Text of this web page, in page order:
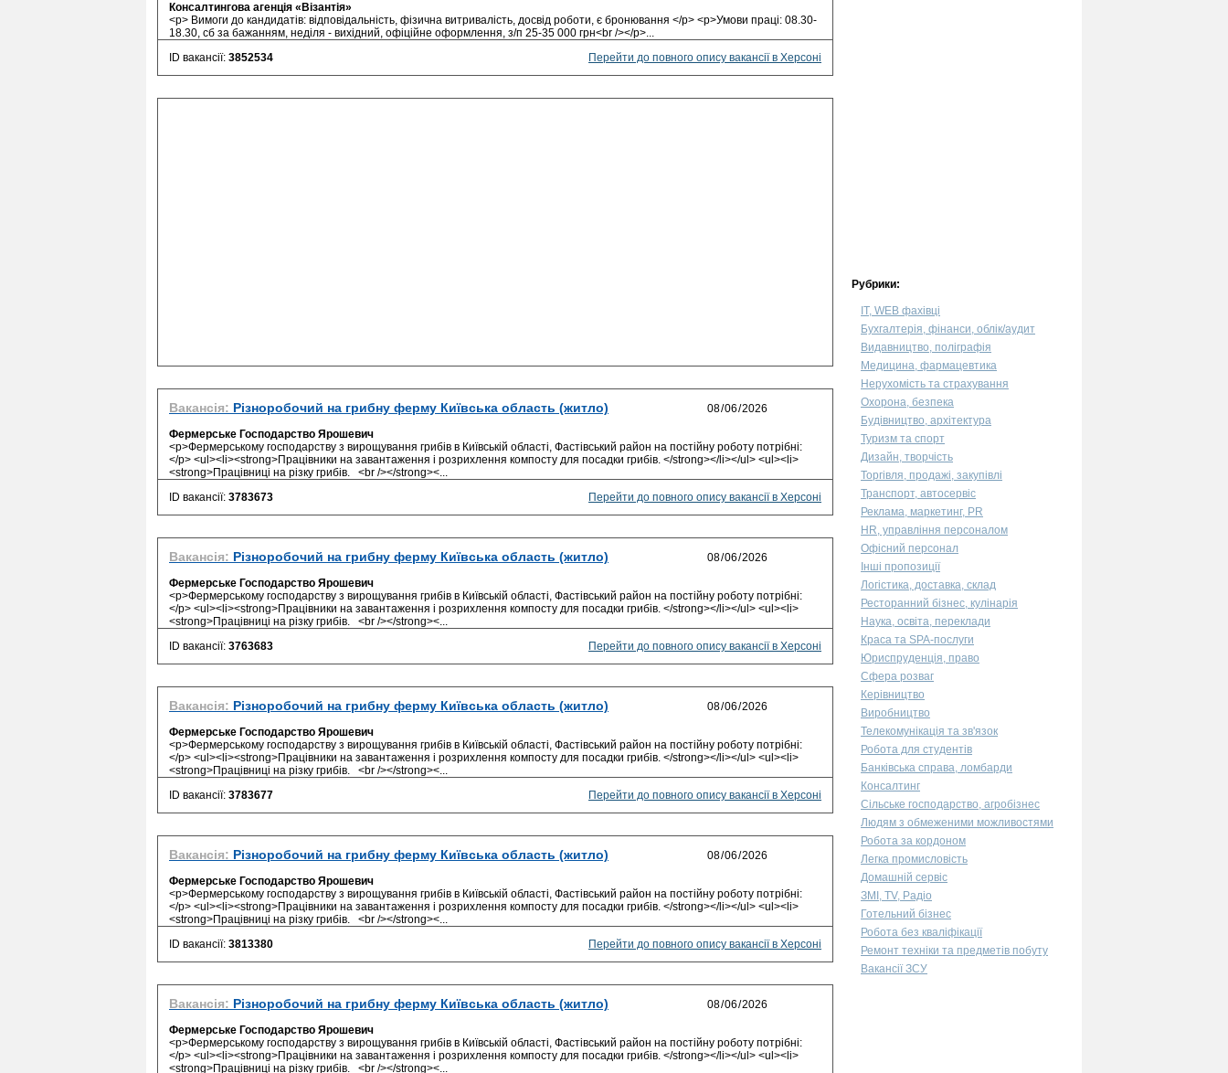
Консалтингова агенція «Візантія»
<p> Вимоги до кандидатів: відповідальність, фізична витривалість, досвід роботи, є бронювання </p> <p>Умови праці: 08.30-
18.30, сб за бажанням, неділя - вихідний, офіційне оформлення, з/п 25-35 000 грн<br /></p>...
ID вакансії: 3852534 Перейти до повного опису вакансії в Херсоні
Вакансія: Різноробочий на грибну ферму Київська область (житло)
Фермерське Господарство Ярошевич
<p>Фермерському господарству з вирощування грибів в Київській області, Фастівський район на постійну роботу потрібні:
</p> <ul><li><strong>Працівники на завантаження і розрихлення компосту для посадки грибів. </strong></li></ul> <ul><li>
<strong>Працівниці на різку грибів. <br /></strong><...
ID вакансії: 3783673 Перейти до повного опису вакансії в Херсоні
Вакансія: Різноробочий на грибну ферму Київська область (житло)
Фермерське Господарство Ярошевич
<p>Фермерському господарству з вирощування грибів в Київській області, Фастівський район на постійну роботу потрібні:
</p> <ul><li><strong>Працівники на завантаження і розрихлення компосту для посадки грибів. </strong></li></ul> <ul><li>
<strong>Працівниці на різку грибів. <br /></strong><...
ID вакансії: 3763683 Перейти до повного опису вакансії в Херсоні
Вакансія: Різноробочий на грибну ферму Київська область (житло)
Фермерське Господарство Ярошевич
<p>Фермерському господарству з вирощування грибів в Київській області, Фастівський район на постійну роботу потрібні:
</p> <ul><li><strong>Працівники на завантаження і розрихлення компосту для посадки грибів. </strong></li></ul> <ul><li>
<strong>Працівниці на різку грибів. <br /></strong><...
ID вакансії: 3783677 Перейти до повного опису вакансії в Херсоні
Вакансія: Різноробочий на грибну ферму Київська область (житло)
Фермерське Господарство Ярошевич
<p>Фермерському господарству з вирощування грибів в Київській області, Фастівський район на постійну роботу потрібні:
</p> <ul><li><strong>Працівники на завантаження і розрихлення компосту для посадки грибів. </strong></li></ul> <ul><li>
<strong>Працівниці на різку грибів. <br /></strong><...
ID вакансії: 3813380 Перейти до повного опису вакансії в Херсоні
Вакансія: Різноробочий на грибну ферму Київська область (житло)
Фермерське Господарство Ярошевич
<p>Фермерському господарству з вирощування грибів в Київській області, Фастівський район на постійну роботу потрібні:
</p> <ul><li><strong>Працівники на завантаження і розрихлення компосту для посадки грибів. </strong></li></ul> <ul><li>
<strong>Працівниці на різку грибів. <br /></strong><...
Рубрики:
IT, WEB фахівці
Бухгалтерія, фінанси, облік/аудит
Видавництво, поліграфія
Медицина, фармацевтика
Нерухомість та страхування
Охорона, безпека
Будівництво, архітектура
Туризм та спорт
Дизайн, творчість
Торгівля, продажі, закупівлі
Транспорт, автосервіс
Реклама, маркетинг, PR
HR, управління персоналом
Офісний персонал
Інші пропозиції
Логістика, доставка, склад
Ресторанний бізнес, кулінарія
Наука, освіта, переклади
Краса та SPA-послуги
Юриспруденція, право
Сфера розваг
Керівництво
Виробництво
Телекомунікація та зв'язок
Робота для студентів
Банківська справа, ломбарди
Консалтинг
Сільське господарство, агробізнес
Людям з обмеженими можливостями
Робота за кордоном
Легка промисловість
Домашній сервіс
ЗМІ, TV, Радіо
Готельний бізнес
Робота без кваліфікації
Ремонт техніки та предметів побуту
Вакансії ЗСУ